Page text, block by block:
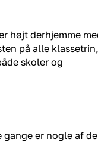
højt derhjemme
på alle klassetrin,
skoler og
gange er nogle af de